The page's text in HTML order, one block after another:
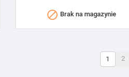
 Brak na magazynie
1 2